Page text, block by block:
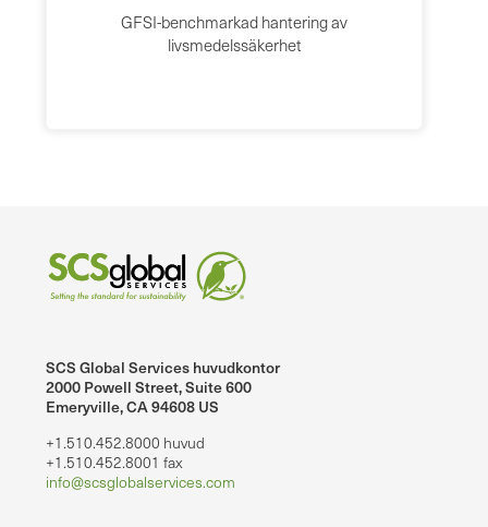
GFSI-benchmarkad hantering av
livsmedelssäkerhet
SCS Global Services huvudkontor
2000 Powell Street, Suite 600
Emeryville, CA 94608 US
+1.510.452.8000 huvud
+1.510.452.8001 fax
info@scsglobalservices.com